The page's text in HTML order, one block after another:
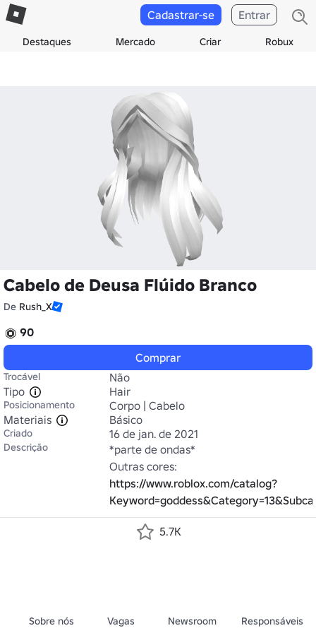
Destaques Mercado Criar Robux
Cadastrar-se Entrar
Cabelo de Deusa Flúido Branco
De Rush_X
90
Comprar
Trocável
Não
Tipo
Hair
Posicionamento
Corpo | Cabelo
Materiais
Básico
Criado 16 de jan. de 2021
Descrição
*parte de ondas*
https://www.roblox.com/catalog?
5.7K
Sobre nós Vagas Newsroom Responsáveis